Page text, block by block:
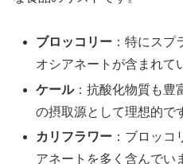
ブロッコリー ：特にスプ
オシアネートが含まれて
ケール：抗酸化物質も豊
の摂取源として理想的で
カリフラワー ：ブロッコ
アネートを多く含んでい